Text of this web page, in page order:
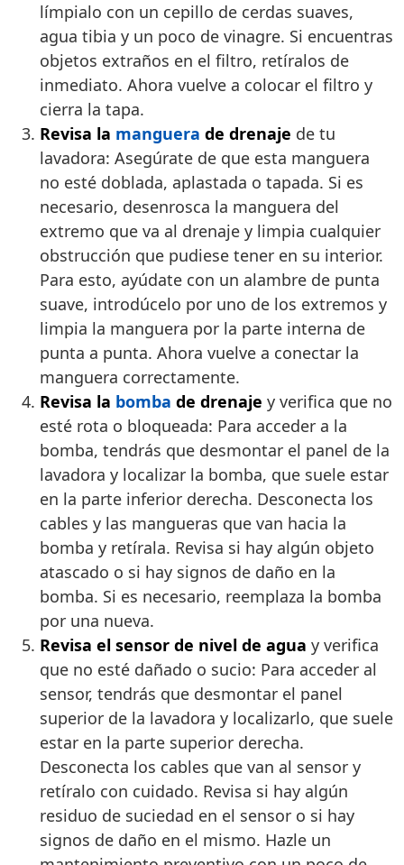
límpialo con un cepillo de cerdas suaves,
agua tibia y un poco de vinagre. Si encuentras
objetos extraños en el filtro, retíralos de
inmediato. Ahora vuelve a colocar el filtro y
cierra la tapa.
Revisa la manguera de drenaje de tu
lavadora: Asegúrate de que esta manguera
no esté doblada, aplastada o tapada. Si es
necesario, desenrosca la manguera del
extremo que va al drenaje y limpia cualquier
obstrucción que pudiese tener en su interior.
Para esto, ayúdate con un alambre de punta
suave, introdúcelo por uno de los extremos y
limpia la manguera por la parte interna de
punta a punta. Ahora vuelve a conectar la
manguera correctamente.
Revisa la bomba de drenaje y verifica que no
esté rota o bloqueada: Para acceder a la
bomba, tendrás que desmontar el panel de la
lavadora y localizar la bomba, que suele estar
en la parte inferior derecha. Desconecta los
cables y las mangueras que van hacia la
bomba y retírala. Revisa si hay algún objeto
atascado o si hay signos de daño en la
bomba. Si es necesario, reemplaza la bomba
por una nueva.
Revisa el sensor de nivel de agua y verifica
que no esté dañado o sucio: Para acceder al
sensor, tendrás que desmontar el panel
superior de la lavadora y localizarlo, que suele
estar en la parte superior derecha.
Desconecta los cables que van al sensor y
retíralo con cuidado. Revisa si hay algún
residuo de suciedad en el sensor o si hay
signos de daño en el mismo. Hazle un